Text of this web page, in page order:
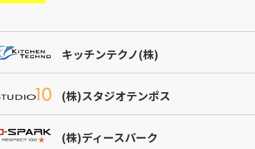
キッチンテクノ(株)
(株)スタジオテンポス
(株)ディースパーク